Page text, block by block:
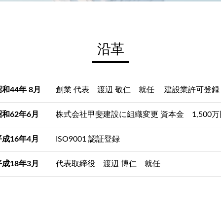
沿革
和44年 8月 創業 代表 渡辺 敬仁 就任 建設業許可登録
和62年6月 株式会社甲斐建設に組織変更 資本金 1,500万
成16年4月 ISO9001 認証登録
成18年3月 代表取締役 渡辺 博仁 就任